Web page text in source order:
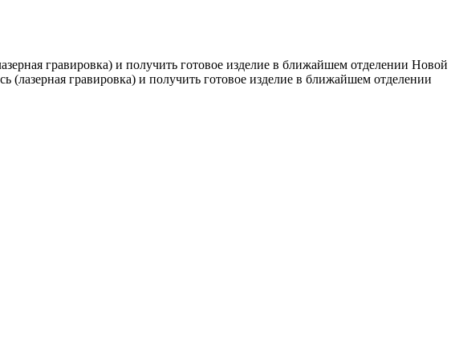
гравировка) и получить готовое изделие в ближайшем отделении Новой
гравировка) и получить готовое изделие в ближайшем отделении